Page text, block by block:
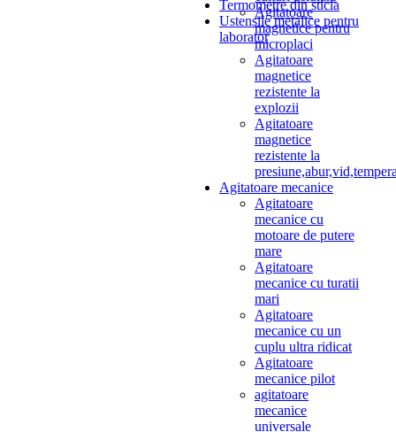
Agitatoare
magnetice pentru
microplaci
Agitatoare
magnetice
rezistente la
explozii
Agitatoare
magnetice
rezistente la
Agitatoare mecanice
Agitatoare
mecanice cu
motoare de putere
mare
Agitatoare
mecanice cu turatii
mari
Agitatoare
mecanice cu un
cuplu ultra ridicat
Agitatoare
mecanice pilot
agitatoare
mecanice
universale
Termometre din sticla
Ustensile metalice pentru
laborator